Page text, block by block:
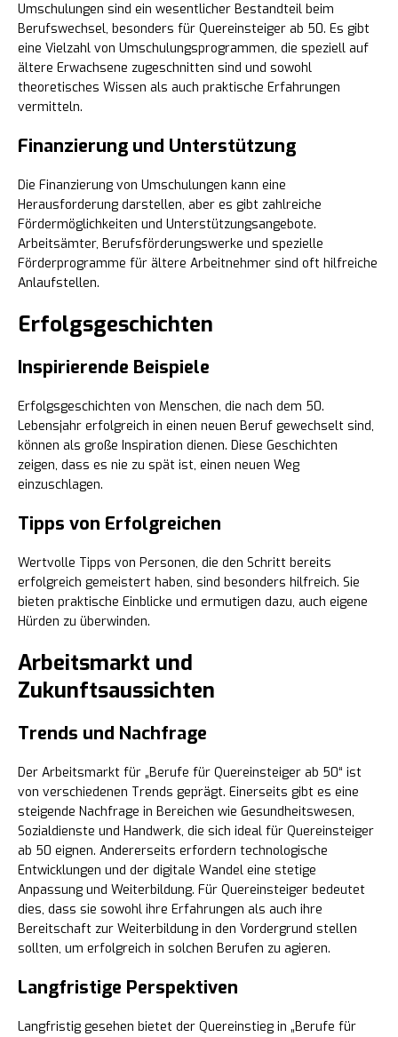
Umschulungen sind ein wesentlicher Bestandteil beim
Berufswechsel, besonders für Quereinsteiger ab 50. Es gibt
eine Vielzahl von Umschulungsprogrammen, die speziell auf
ältere Erwachsene zugeschnitten sind und sowohl
theoretisches Wissen als auch praktische Erfahrungen
vermitteln.
Finanzierung und Unterstützung
Die Finanzierung von Umschulungen kann eine
Herausforderung darstellen, aber es gibt zahlreiche
Fördermöglichkeiten und Unterstützungsangebote.
Arbeitsämter, Berufsförderungswerke und spezielle
Förderprogramme für ältere Arbeitnehmer sind oft hilfreiche
Anlaufstellen.
Erfolgsgeschichten
Inspirierende Beispiele
Erfolgsgeschichten von Menschen, die nach dem 50.
Lebensjahr erfolgreich in einen neuen Beruf gewechselt sind,
können als große Inspiration dienen. Diese Geschichten
zeigen, dass es nie zu spät ist, einen neuen Weg
einzuschlagen.
Tipps von Erfolgreichen
Wertvolle Tipps von Personen, die den Schritt bereits
erfolgreich gemeistert haben, sind besonders hilfreich. Sie
bieten praktische Einblicke und ermutigen dazu, auch eigene
Hürden zu überwinden.
Arbeitsmarkt und
Zukunftsaussichten
Trends und Nachfrage
Der Arbeitsmarkt für „Berufe für Quereinsteiger ab 50“ ist
von verschiedenen Trends geprägt. Einerseits gibt es eine
steigende Nachfrage in Bereichen wie Gesundheitswesen,
Sozialdienste und Handwerk, die sich ideal für Quereinsteiger
ab 50 eignen. Andererseits erfordern technologische
Entwicklungen und der digitale Wandel eine stetige
Anpassung und Weiterbildung. Für Quereinsteiger bedeutet
dies, dass sie sowohl ihre Erfahrungen als auch ihre
Bereitschaft zur Weiterbildung in den Vordergrund stellen
sollten, um erfolgreich in solchen Berufen zu agieren.
Langfristige Perspektiven
Langfristig gesehen bietet der Quereinstieg in „Berufe für